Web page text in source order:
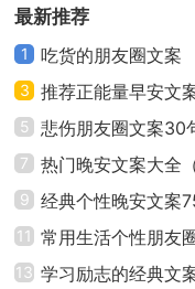
的每一次气体交换，
膜上的你
20.我如视杆细
胞慢热却给我带来斑
医学生的浪漫暖心文案 篇
1、若有来生，
最新推荐
1 吃货的朋友圈文案
3
推荐正能量早安文
（精选80句）
5 悲伤朋友圈文案30
7
热门晚安文案大全
70句）
9
经典个性晚安文案
选
11
常用生活个性朋友
大全（通用90句）
13 学习励志的经典文